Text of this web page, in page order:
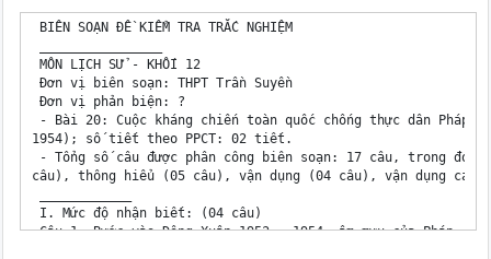
BIÊN SOẠN ĐỀ KIỂM TRA TRẮC NGHIỆM
MÔN LỊCH SỬ - KHỐI 12
Đơn vị biên soạn: THPT Trần Suyền
Đơn vị phản biện: ?
- Bài 20: Cuộc kháng chiến toàn quốc chống thực dân Pháp
1954); số tiết theo PPCT: 02 tiết.
- Tổng số câu được phân công biên soạn: 17 câu, trong
câu), thông hiểu (05 câu), vận dụng (04 câu), vận dụng cao
I. Mức độ nhận biết: (04 câu)
Câu 1. Bước vào Đông Xuân 1953 – 1954, âm mưu của Pháp –